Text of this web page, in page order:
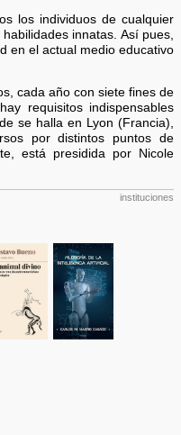
los individuos de cualquier
innatas. Así pues,
en el actual medio educativo
cada año con siete fines de
requisitos indispensables
se halla en Lyon (Francia),
por distintos puntos de
está presidida por Nicole
instituciones